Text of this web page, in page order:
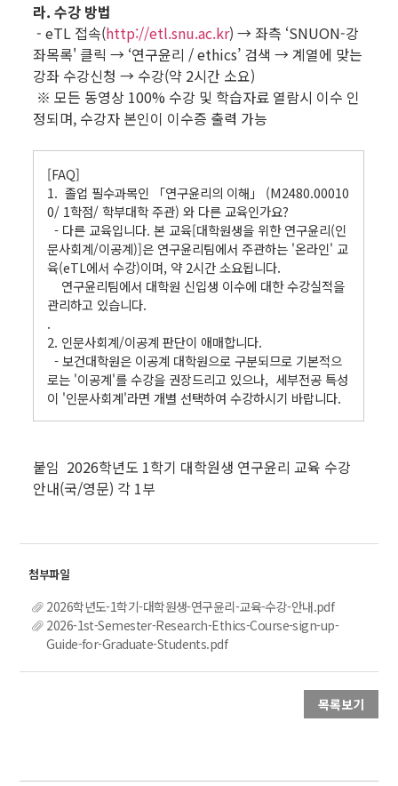
라. 수강 방법
- eTL 접속(http://etl.snu.ac.kr) → 좌측 ‘SNUON-강
좌목록' 클릭 → ‘연구윤리 / ethics’ 검색 → 계열에 맞는
강좌 수강신청 → 수강(약 2시간 소요)
※ 모든 동영상 100% 수강 및 학습자료 열람시 이수 인
정되며, 수강자 본인이 이수증 출력 가능
[FAQ]
1. 졸업 필수과목인 「연구윤리의 이해」 (M2480.00010
0/ 1학점/ 학부대학 주관) 와 다른 교육인가요?
- 다른 교육입니다. 본 교육[대학원생을 위한 연구윤리(인
문사회계/이공계)]은 연구윤리팀에서 주관하는 '온라인' 교
육(eTL에서 수강)이며, 약 2시간 소요됩니다.
연구윤리팀에서 대학원 신입생 이수에 대한 수강실적을
관리하고 있습니다.
.
2. 인문사회계/이공계 판단이 애매합니다.
- 보건대학원은 이공계 대학원으로 구분되므로 기본적으
로는 '이공계'를 수강을 권장드리고 있으나, 세부전공 특성
이 '인문사회계'라면 개별 선택하여 수강하시기 바랍니다.
붙임 2026학년도 1학기 대학원생 연구윤리 교육 수강
안내(국/영문) 각 1부
2026학년도-1학기-대학원생-연구윤리-교육-수강-안내.pdf
2026-1st-Semester-Research-Ethics-Course-sign-up-
Guide-for-Graduate-Students.pdf
목록보기